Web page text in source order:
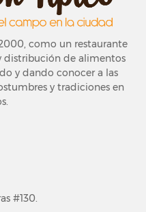
como un restaurante
distribución de alimentos
y dando conocer a las
y tradiciones en
#130.